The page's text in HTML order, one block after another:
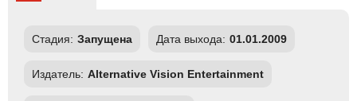
Стадия: Запущена Дата выхода: 01.01.2009
Издатель: Alternative Vision Entertainment